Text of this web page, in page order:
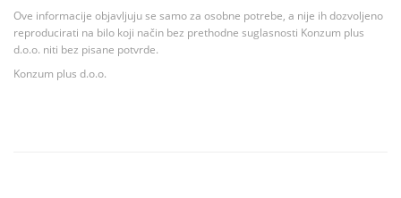
Ove informacije objavljuju se samo za osobne potrebe, a nije ih dozvoljeno
reproducirati na bilo koji način bez prethodne suglasnosti Konzum plus
d.o.o. niti bez pisane potvrde.
Konzum plus d.o.o.